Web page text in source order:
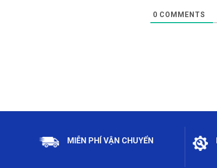
0 COMMENTS
MIỄN PHÍ VẬN CHUYỂN